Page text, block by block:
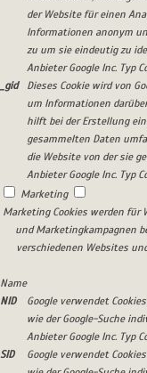
der Website für einen
Informationen anonym
zu um sie eindeutig zu
Anbieter Google Inc. Typ
_gid
Dieses Cookie wird von
um Informationen
hilft bei der Erstellung
gesammelten Daten
die Website von der sie
Anbieter Google Inc. Typ
Marketing
Marketing Cookies werden für
und Marketingkampagnen
verschiedenen Websites
Name
NID
Google verwendet
wie der Google-Suche
Anbieter Google Inc. Typ
SID
Google verwendet